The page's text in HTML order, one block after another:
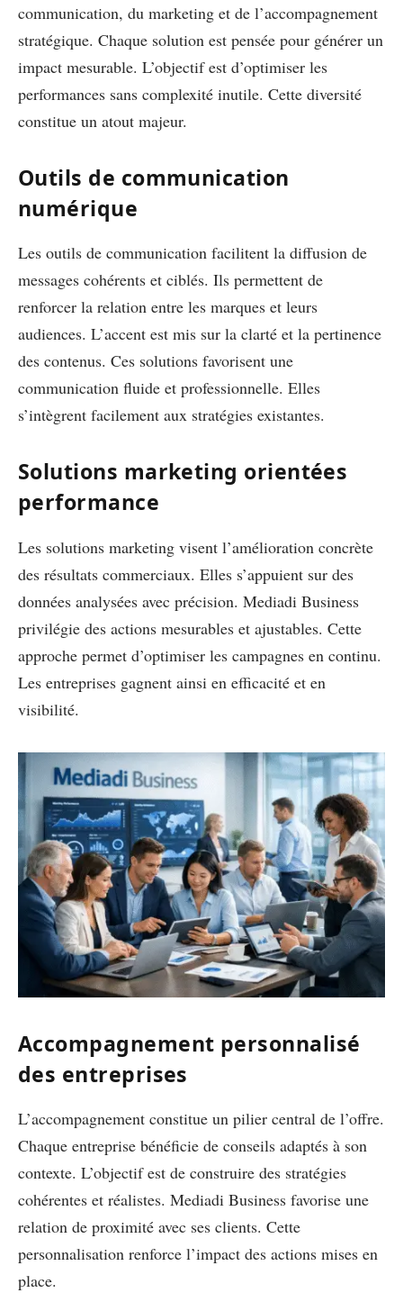
communication, du marketing et de l’accompagnement
stratégique. Chaque solution est pensée pour générer un
impact mesurable. L’objectif est d’optimiser les
performances sans complexité inutile. Cette diversité
constitue un atout majeur.
Outils de communication
numérique
Les outils de communication facilitent la diffusion de
messages cohérents et ciblés. Ils permettent de
renforcer la relation entre les marques et leurs
audiences. L’accent est mis sur la clarté et la pertinence
des contenus. Ces solutions favorisent une
communication fluide et professionnelle. Elles
s’intègrent facilement aux stratégies existantes.
Solutions marketing orientées
performance
Les solutions marketing visent l’amélioration concrète
des résultats commerciaux. Elles s’appuient sur des
données analysées avec précision. Mediadi Business
privilégie des actions mesurables et ajustables. Cette
approche permet d’optimiser les campagnes en continu.
Les entreprises gagnent ainsi en efficacité et en
visibilité.
Accompagnement personnalisé
des entreprises
L’accompagnement constitue un pilier central de l’offre.
Chaque entreprise bénéficie de conseils adaptés à son
contexte. L’objectif est de construire des stratégies
cohérentes et réalistes. Mediadi Business favorise une
relation de proximité avec ses clients. Cette
personnalisation renforce l’impact des actions mises en
place.